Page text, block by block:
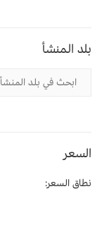
بلد المنشأ
السعر
نطاق السعر: